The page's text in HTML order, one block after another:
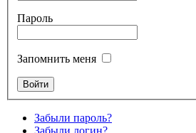
Пароль
Запомнить меня
Забыли пароль?
Забыли логин?